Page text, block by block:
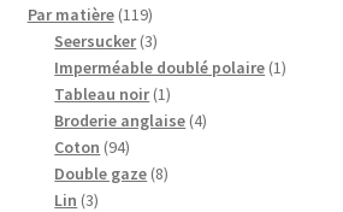
produits
Par matière 119119
produits
Seersucker 33
produits
Imperméable doublé polaire 11
Tableau noir 11
produit
Broderie anglaise 44
Coton 9494
produits
Double gaze 88
Lin 33